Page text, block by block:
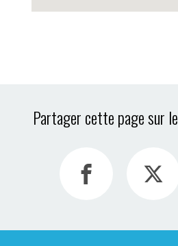
Partager cette page sur